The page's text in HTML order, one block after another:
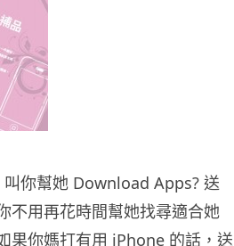
你幫她 Download Apps? 送
不用再花時間幫她找尋適合她
果你媽打有用 iPhone 的話，送